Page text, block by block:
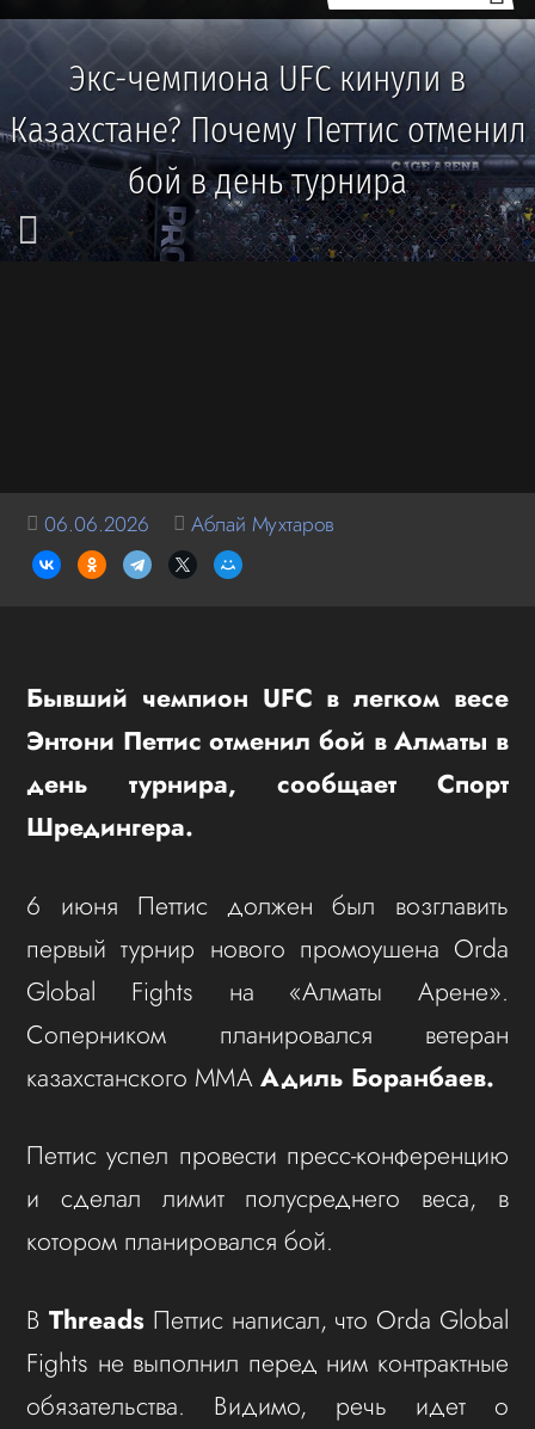
Экс-чемпиона UFC кинули в
Казахстане? Почему Петтис отменил
бой в день турнира
06.06.2026 Аблай Мухтаров
Бывший чемпион UFC в легком весе
Энтони Петтис отменил бой в Алматы в
день турнира, сообщает Спорт
Шредингера.
6 июня Петтис должен был возглавить
первый турнир нового промоушена Orda
Global Fights на «Алматы Арене».
Соперником планировался ветеран
казахстанского ММААдиль Боранбаев.
Петтис успел провести пресс-конференцию
и сделал лимит полусреднего веса, в
котором планировался бой.
ВThreads Петтис написал, что Orda Global
Fights не выполнил перед ним контрактные
обязательства. Видимо, речь идет о